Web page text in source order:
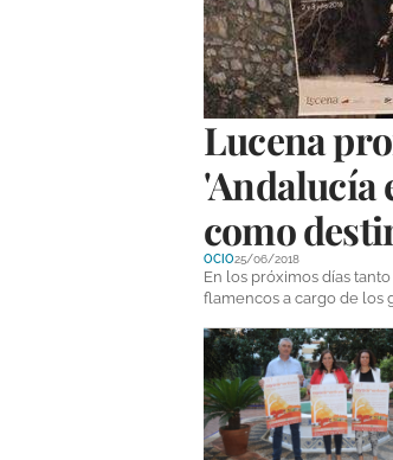
Lucena
'Andalucía
como
OCIO25/06/2018
En los próximos días
flamencos a cargo de los